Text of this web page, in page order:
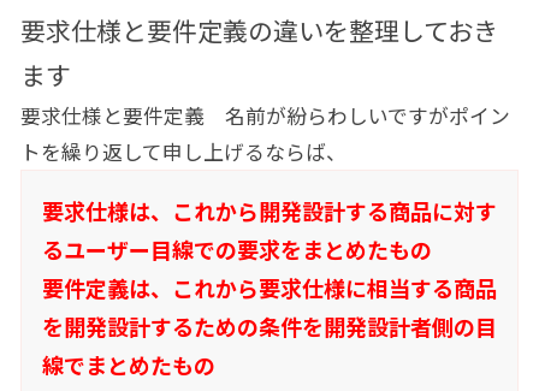
要求仕様と要件定義の違いを整理しておき
ます
要求仕様と要件定義 名前が紛らわしいですがポイン
トを繰り返して申し上げるならば、
要求仕様は、これから開発設計する商品に対す
るユーザー目線での要求をまとめたもの
要件定義は、これから要求仕様に相当する商品
を開発設計するための条件を開発設計者側の目
線でまとめたもの